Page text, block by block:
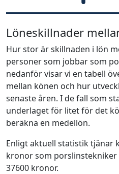
Löneskillnader
Hur stor är skillnaden i lön
personer som jobbar som
nedanför visar vi en tabell
mellan könen och hur
senaste åren. I de fall som
underlaget för litet för det
beräkna en medellön.
Enligt aktuell statistik tjänar
kronor som
37600 kronor.